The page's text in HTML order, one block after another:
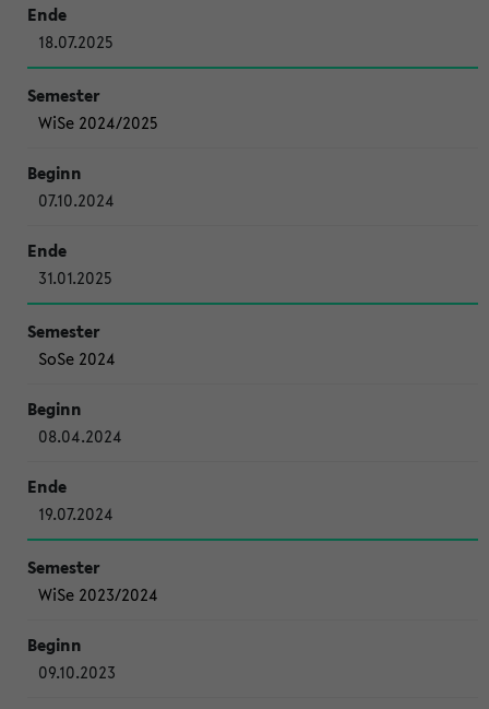
18.07.2025
WiSe 2024/2025
07.10.2024
31.01.2025
SoSe 2024
08.04.2024
19.07.2024
WiSe 2023/2024
09.10.2023